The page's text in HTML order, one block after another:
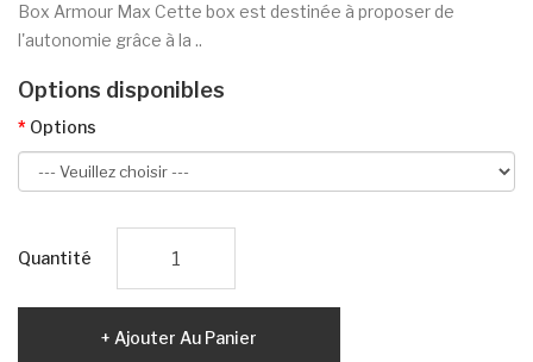
Box Armour Max Cette box est destinée à proposer de
l'autonomie grâce à la ..
Options disponibles
Options
Quantité
Ajouter Au Panier